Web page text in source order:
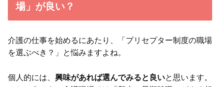
場」が良い？
介護の仕事を始めるにあたり、「プリセプター制度の職場
を選ぶべき？」と悩みますよね。
個人的には、 興味があれば選んでみると良いと思います。